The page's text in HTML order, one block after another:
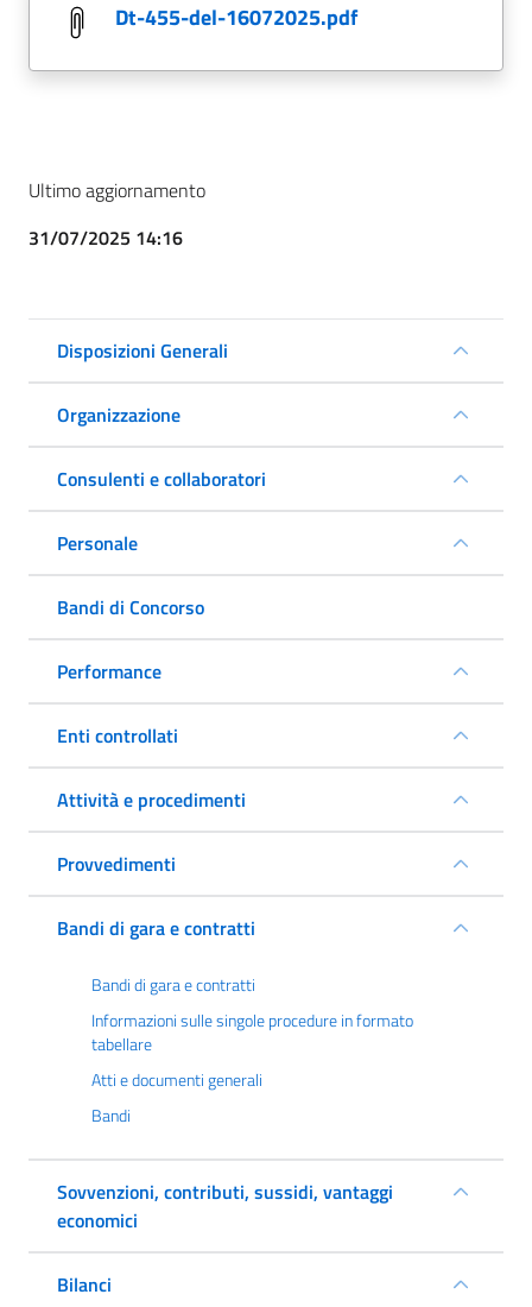
dt-455-del-16072025.pdf
Ultimo aggiornamento
31/07/2025 14:16
Disposizioni Generali
Organizzazione
Consulenti e collaboratori
Personale
Bandi di Concorso
Performance
Enti controllati
Attività e procedimenti
Provvedimenti
Bandi di gara e contratti
Bandi di gara e contratti
Informazioni sulle singole procedure in formato
tabellare
Atti e documenti generali
Bandi
Sovvenzioni, contributi, sussidi, vantaggi
economici
Bilanci